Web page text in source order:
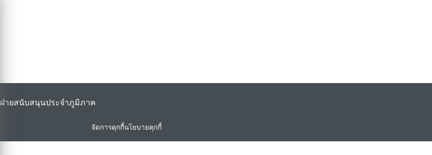
ฝ่ายสนับสนุนประจำภูมิภาค
จัดการคุกกี้นโยบายคุกกี้